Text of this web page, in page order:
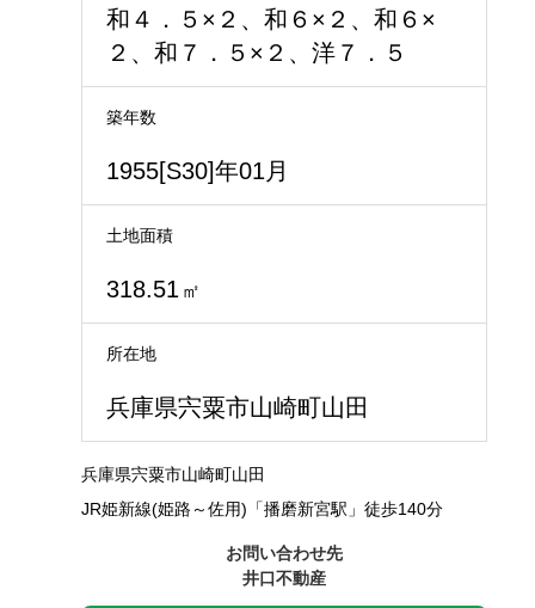
和４．５×２、和６×２、和６×
２、和７．５×２、洋７．５
築年数
1955[S30]年01月
土地面積
318.51 ㎡
所在地
兵庫県宍粟市山崎町山田
兵庫県宍粟市山崎町山田
JR姫新線(姫路～佐用)「播磨新宮駅」徒歩140分
お問い合わせ先
井口不動産